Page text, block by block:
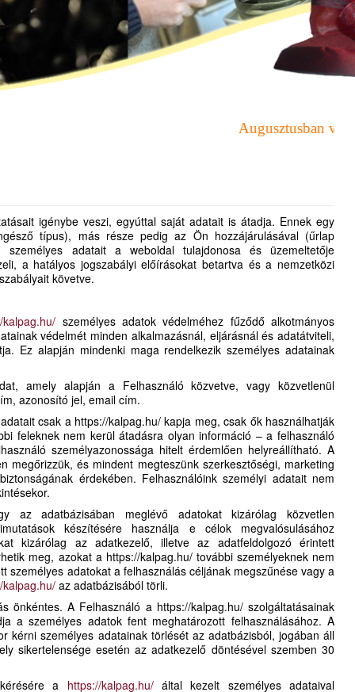
Augusztusban
igénybe veszi, egyúttal saját adatait is átadja. Ennek egy
típus), más része pedig az Ön hozzájárulásával (űrlap
adatait a weboldal tulajdonosa és üzemeltetője
a hatályos jogszabályi előírásokat betartva és a nemzetközi
követve.
kalpag.hu/ személyes adatok védelméhez fűződő alkotmányos
védelmét minden alkalmazásnál, eljárásnál és adatátviteli,
Ez alapján mindenki maga rendelkezik személyes adatainak
amely alapján a Felhasználó közvetve, vagy közvetlenül
azonosító jel, email cím.
csak a https://kalpag.hu/ kapja meg, csak ők használhatják
feleknek nem kerül átadásra olyan információ – a felhasználó
személyazonossága hitelt érdemlően helyreállítható. A
megőrizzük, és mindent megteszünk szerkesztőségi, marketing
érdekében. Felhasználóink személyi adatait nem
az adatbázisában meglévő adatokat kizárólag közvetlen
készítésére használja e célok megvalósulásához
kizárólag az adatkezelő, illetve az adatfeldolgozó érintett
meg, azokat a https://kalpag.hu/ további személyeknek nem
személyes adatokat a felhasználás céljának megszűnése vagy a
az adatbázisából törli.
önkéntes. A Felhasználó a https://kalpag.hu/ szolgáltatásainak
a személyes adatok fent meghatározott felhasználásához. A
kérni személyes adatainak törlését az adatbázisból, jogában áll
sikertelensége esetén az adatkezelő döntésével szemben 30
a https://kalpag.hu/által kezelt személyes adataival